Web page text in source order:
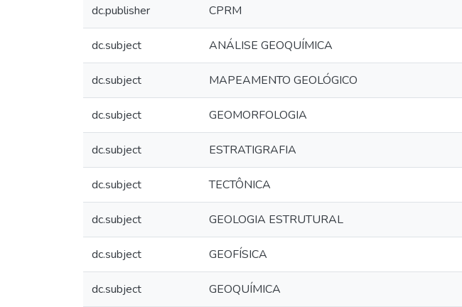
dc.publisher CPRM
dc.subject ANÁLISE GEOQUÍMICA
dc.subject MAPEAMENTO GEOLÓGICO
dc.subject GEOMORFOLOGIA
dc.subject ESTRATIGRAFIA
dc.subject TECTÔNICA
dc.subject GEOLOGIA ESTRUTURAL
dc.subject GEOFÍSICA
dc.subject GEOQUÍMICA